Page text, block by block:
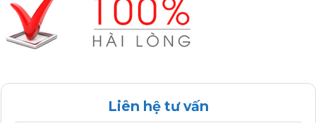
Liên hệ tư vấn